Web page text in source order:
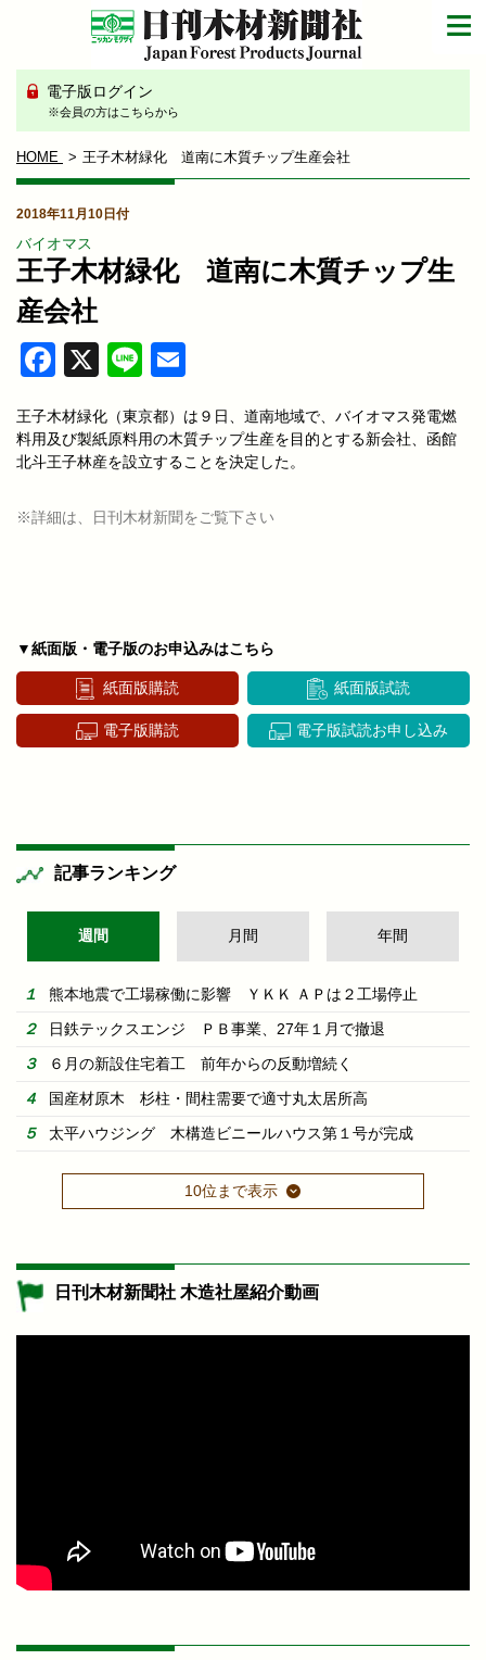
電子版ログイン
※会員の方はこちらから
HOME 王子木材緑化 道南に木質チップ生産会社
2018年11月10日付
バイオマス
王子木材緑化 道南に木質チップ生
産会社
Facebook
X Line
王子木材緑化（東京都）は９日、道南地域で、バイオマス発電燃
料用及び製紙原料用の木質チップ生産を目的とする新会社、函館
北斗王子林産を設立することを決定した。
※詳細は、日刊木材新聞をご覧下さい
▼紙面版・電子版のお申込みはこちら
紙面版購読 紙面版試読
電子版購読 電子版試読お申し込み
記事ランキング
週間 月間 年間
熊本地震で工場稼働に影響 ＹＫＫ ＡＰは２工場停止
日鉄テックスエンジ ＰＢ事業、27年１月で撤退
６月の新設住宅着工 前年からの反動増続く
国産材原木 杉柱・間柱需要で適寸丸太居所高
太平ハウジング 木構造ビニールハウス第１号が完成
10位まで表示
日刊木材新聞社 木造社屋紹介動画